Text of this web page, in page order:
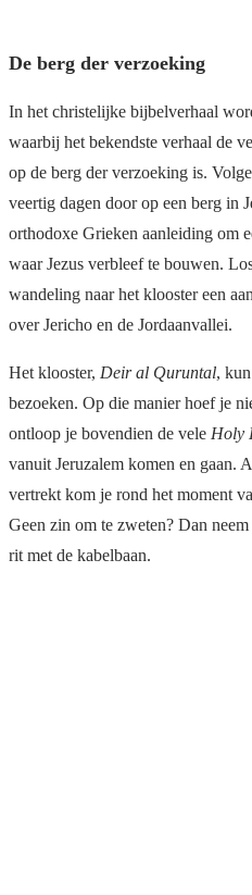
De berg der verzoeking
In het christelijke bijbelverhaal
waarbij het bekendste verhaal de
op de berg der verzoeking is.
veertig dagen door op een berg in
orthodoxe Grieken aanleiding om
waar Jezus verbleef te bouwen.
wandeling naar het klooster een
over Jericho en de Jordaanvallei.
Het klooster, Deir al Quruntal,
bezoeken. Op die manier hoef je
ontloop je bovendien de vele Holy
vanuit Jeruzalem komen en gaan.
vertrekt kom je rond het moment
Geen zin om te zweten? Dan
rit met de kabelbaan.